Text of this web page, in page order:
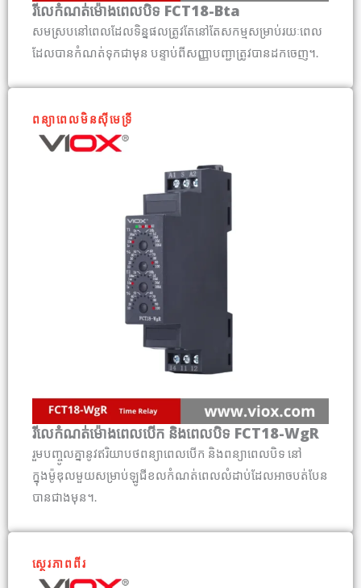
រីលេកំណត់ម៉ោងពេលបិទ FCT18-Bta
សមស្របនៅពេលដែលទិន្នផលត្រូវតែនៅតែសកម្មសម្រាប់រយៈពេល
ដែលបានកំណត់ទុកជាមុន បន្ទាប់ពីសញ្ញាបញ្ជាត្រូវបានដកចេញ។.
ពន្យាពេលមិនស៊ីមេទ្រី
រីលេកំណត់ម៉ោងពេលបើក និងពេលបិទ FCT18-WgR
រួមបញ្ចូលគ្នានូវឥរិយាបថពន្យាពេលបើក និងពន្យាពេលបិទ នៅ
ក្នុងម៉ូឌុលមួយសម្រាប់ឡូជីខលកំណត់ពេលលំដាប់ដែលអាចបត់បែន
បានជាងមុន។.
ស្ថេរភាពពីរ